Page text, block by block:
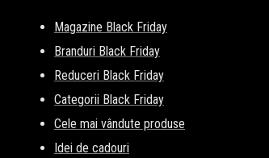
Magazine Black Friday
Branduri Black Friday
Reduceri Black Friday
Categorii Black Friday
Cele mai vândute produse
Idei de cadouri